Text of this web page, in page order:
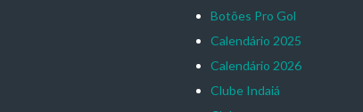
Botões Pro Gol
Calendário 2025
Calendário 2026
Clube Indaiá